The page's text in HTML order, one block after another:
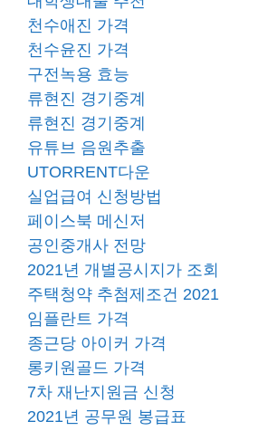
천수애진 가격
천수윤진 가격
구전녹용 효능
류현진 경기중계
류현진 경기중계
유튜브 음원추출
UTORRENT다운
실업급여 신청방법
페이스북 메신저
공인중개사 전망
2021년 개별공시지가 조회
주택청약 추첨제조건 2021
임플란트 가격
종근당 아이커 가격
롱키원골드 가격
7차 재난지원금 신청
2021년 공무원 봉급표